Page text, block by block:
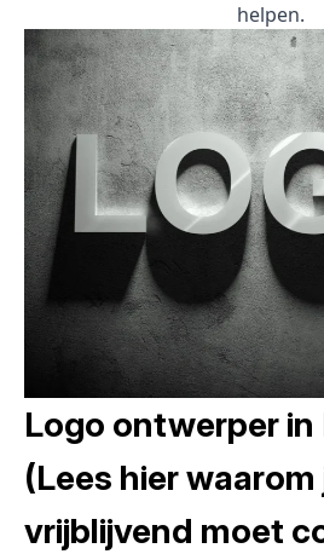
helpen.
Logo ontwerper in
(Lees hier waarom
vrijblijvend moet